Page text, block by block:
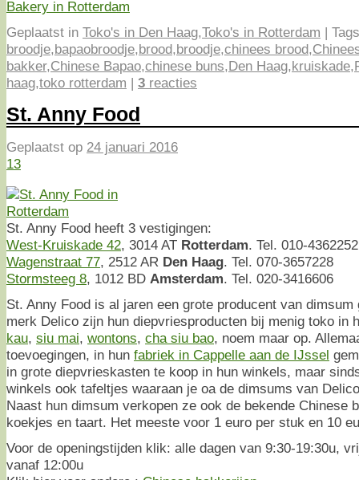
Geplaatst in Toko's in Den Haag,Toko's in Rotterdam |
broodje,bapaobroodje,brood,broodje,chinees brood,
bakker,Chinese Bapao,chinese buns,Den Haag,kruiskade,
haag,toko rotterdam | 3 reacties
St. Anny Food
Geplaatst op 24 januari 2016
13
St. Anny Food heeft 3 vestigingen:
West-Kruiskade 42, 3014 AT Rotterdam. Tel. 010-4362252
Wagenstraat 77, 2512 AR Den Haag. Tel. 070-3657228
Stormsteeg 8, 1012 BD Amsterdam. Tel. 020-3416606
St. Anny Food is al jaren een grote producent van
merk Delico zijn hun diepvriesproducten bij menig toko in
kau, siu mai, wontons, cha siu bao, noem maar op.
toevoegingen, in hun fabriek in Cappelle aan de IJssel
in grote diepvrieskasten te koop in hun winkels, maar
winkels ook tafeltjes waaraan je oa de dimsums van
Naast hun dimsum verkopen ze ook de bekende Chinese
koekjes en taart. Het meeste voor 1 euro per stuk en 10
Voor de openingstijden klik: alle dagen van 9:30-19:30u,
vanaf 12:00u